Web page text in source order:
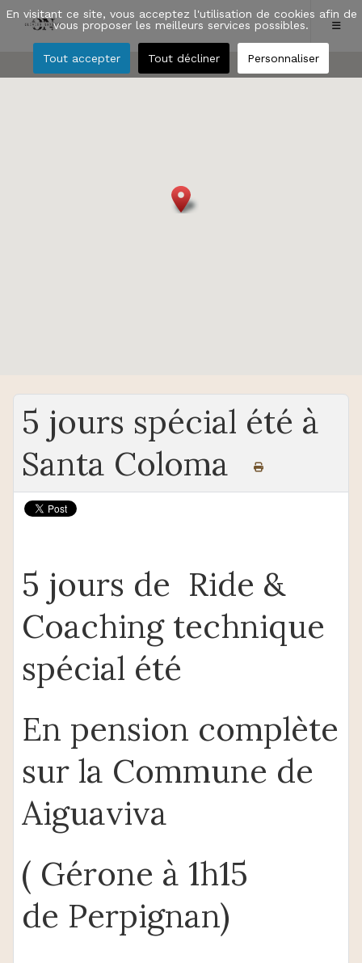
5 jours spécial été à
Santa Coloma
5 jours de Ride &
Coaching technique
spécial été
En pension complète
sur la Commune de
Aiguaviva
( Gérone à 1h15
de Perpignan)
En visitant ce site, vous acceptez l'utilisation de cookies afin de
vous proposer les meilleurs services possibles.
Tout accepter Tout décliner Personnaliser